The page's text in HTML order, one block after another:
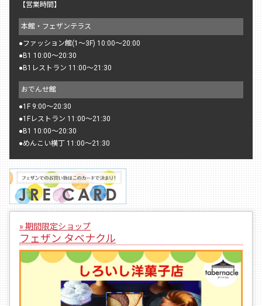
【営業時間】
本館・フェザンテラス
●ファッション館(1〜3F) 10:00〜20:00
●B1 10:00〜20:30
●B1レストラン 11:00〜21:30
おでんせ館
●1F 9:00〜20:30
●1Fレストラン 11:00〜21:30
●B1 10:00〜20:30
●めんこい横丁 11:00〜21:30
» 期間限定ショップ
フェザン タベナクル